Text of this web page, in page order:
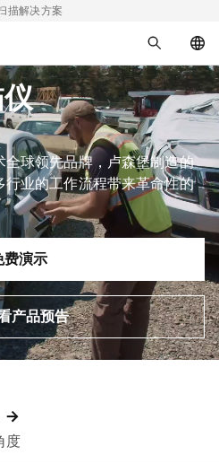
描解决方案
球领先品牌，卢森堡制造的
业的工作流程带来革命性的
费演示
产品预告
度